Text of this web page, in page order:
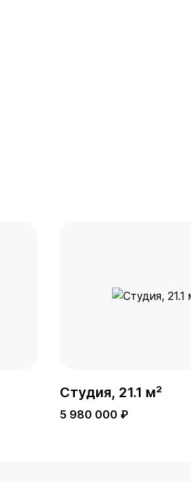
Студия, 21.1 м²
5 980 000 ₽